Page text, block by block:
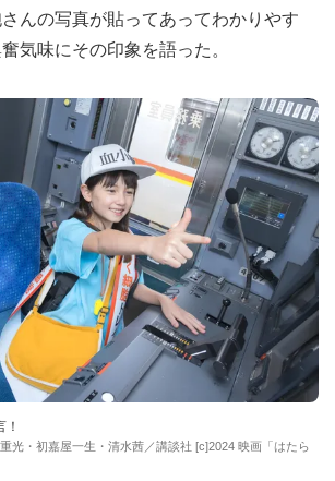
んの写真が貼ってあってわかりやす
気味にその印象を語った。
光・初嘉屋一生・清水茜／講談社 [c]2024 映画「はたら